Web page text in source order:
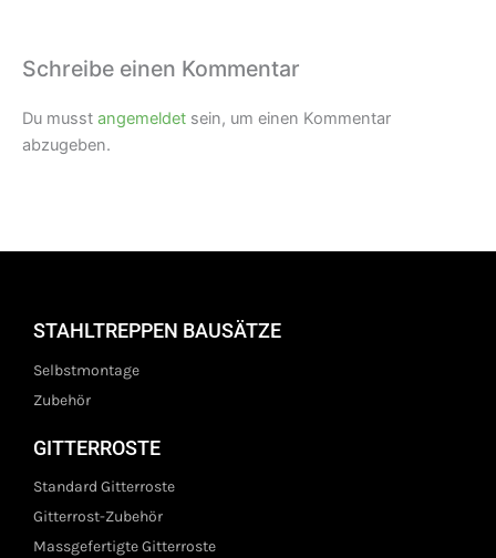
Schreibe einen Kommentar
Du musst angemeldet sein, um einen Kommentar
abzugeben.
STAHLTREPPEN BAUSÄTZE
Selbstmontage
Zubehör
GITTERROSTE
Standard Gitterroste
Gitterrost-Zubehör
Massgefertigte Gitterroste